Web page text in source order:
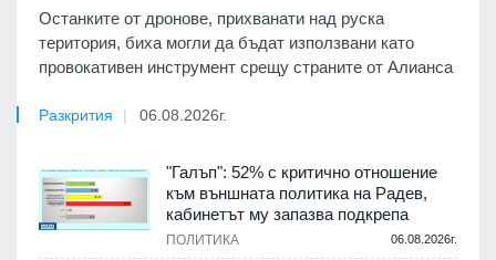
Останките от дронове, прихванати над руска
територия, биха могли да бъдат използвани като
провокативен инструмент срещу страните от Алианса
Разкрития 06.08.2026г.
"Галъп": 52% с критично отношение
към външната политика на Радев,
кабинетът му запазва подкрепа
ПОЛИТИКА 06.08.2026г.